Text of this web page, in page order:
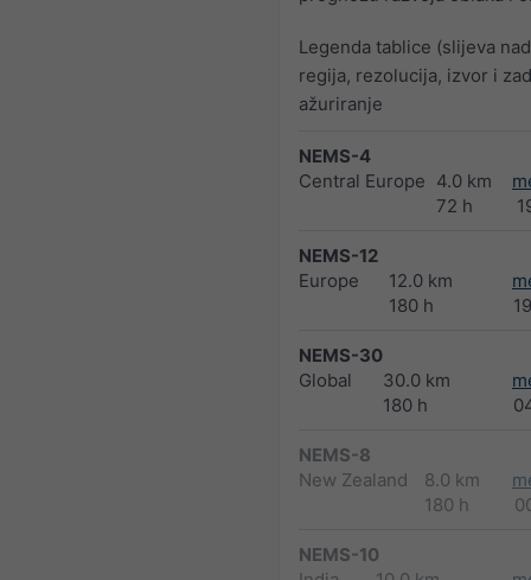
Legenda tablice (slijeva
regija, rezolucija, izvor i
ažuriranje
NEMS-4
Central Europe 4.0 km
72 h
NEMS-12
Europe
12.0 km
180 h
NEMS-30
Global
30.0 km
180 h
NEMS-8
New Zealand
8.0 km
180 h
NEMS-10